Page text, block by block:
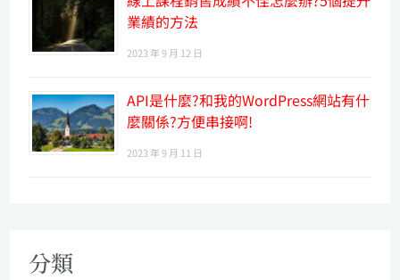
業績的方法
2023 年 9 月 12 日
API是什麼?和我的WordPress網站有什
麼關係?方便串接啊!
2023 年 9 月 11 日
分類